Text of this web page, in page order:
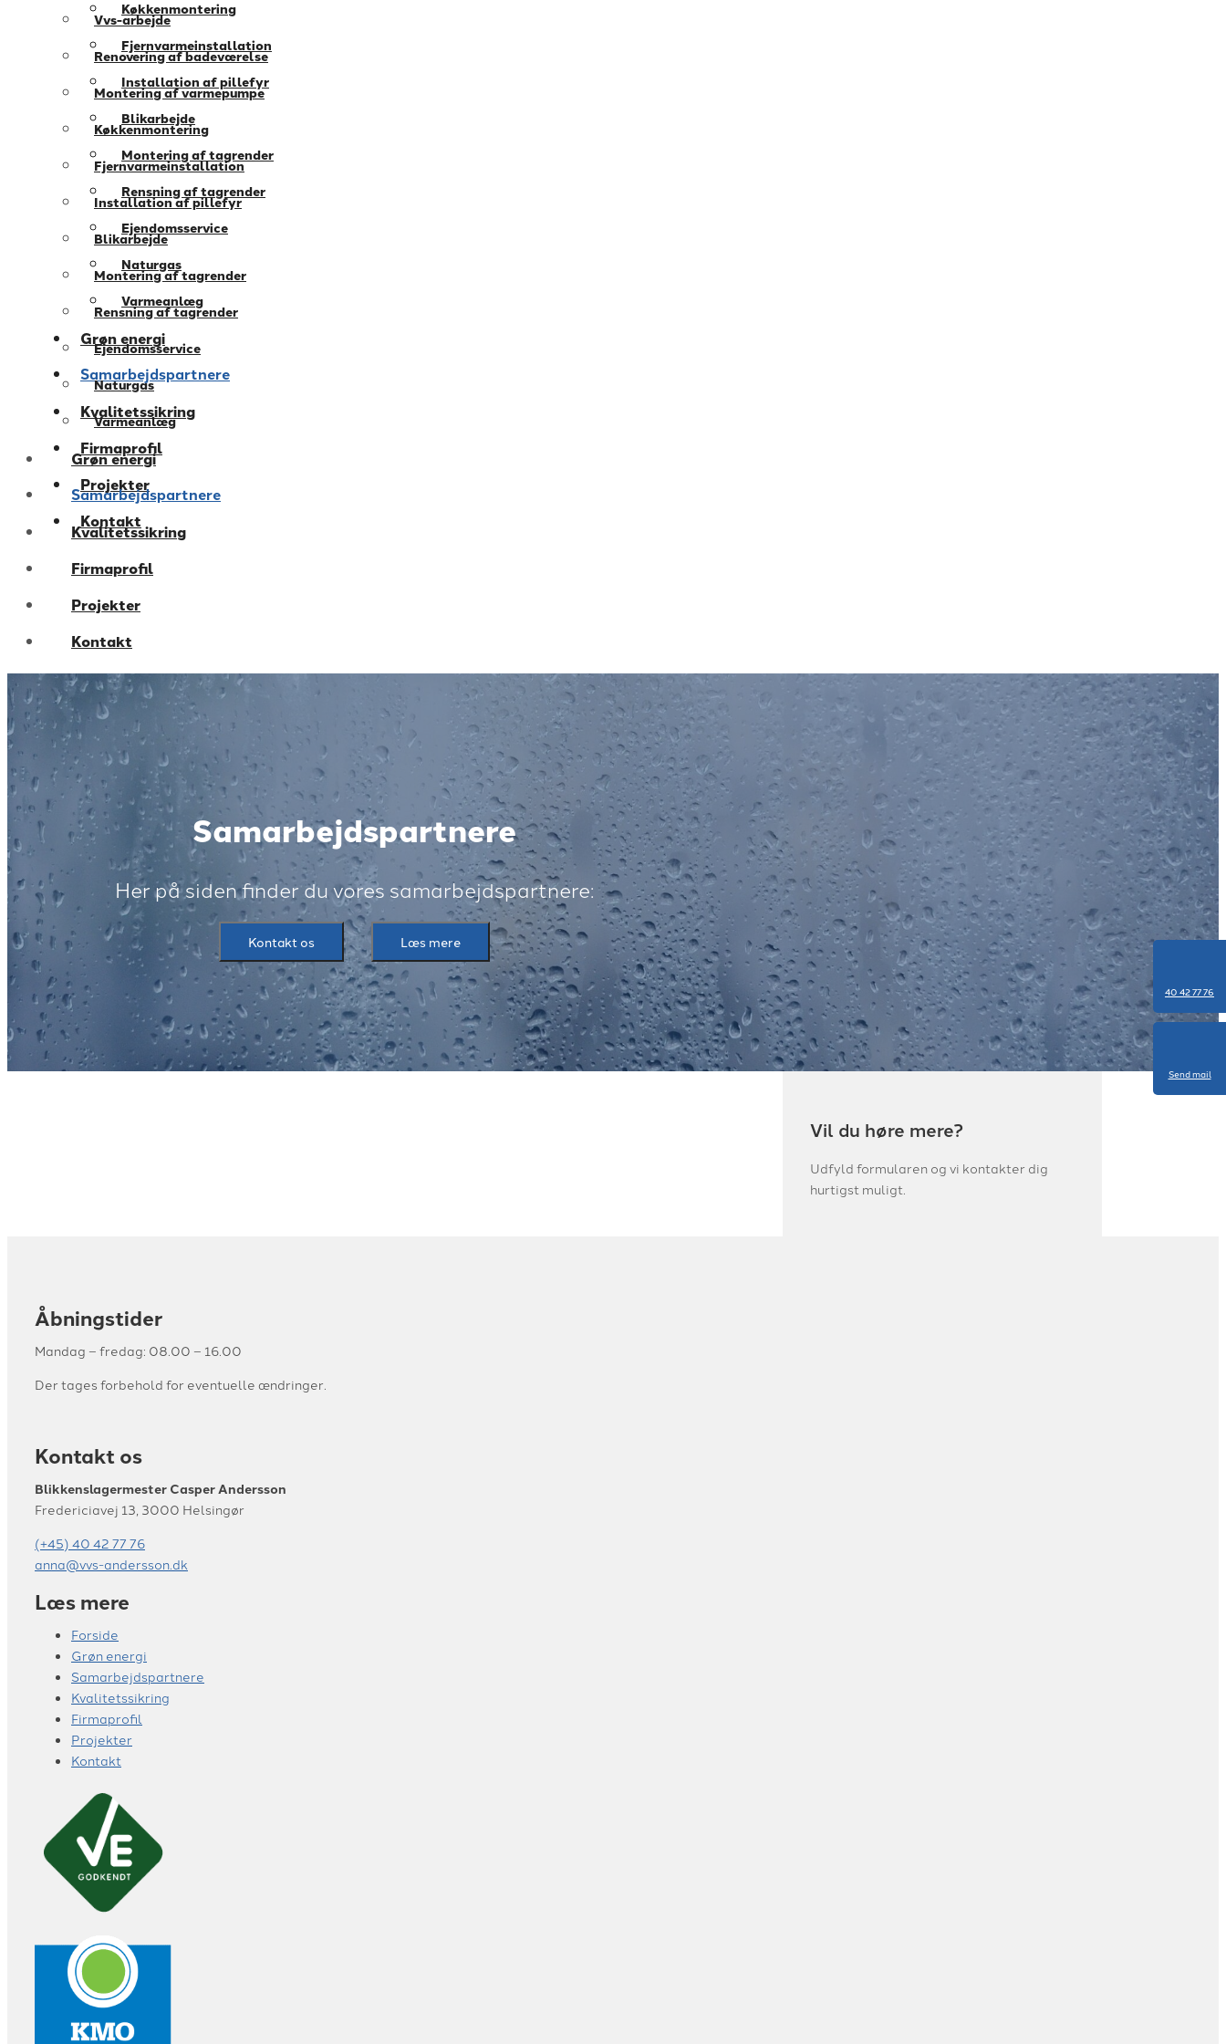
Køkkenmontering
Fjernvarmeinstallation
Installation af pillefyr
Blikarbejde
Montering af tagrender
Rensning af tagrender
Ejendomsservice
Naturgas
Varmeanlæg
Grøn energi
Samarbejdspartnere
Kvalitetssikring
Firmaprofil
Projekter
Kontakt
Vvs-arbejde
Renovering af badeværelse
Montering af varmepumpe
Køkkenmontering
Fjernvarmeinstallation
Installation af pillefyr
Blikarbejde
Montering af tagrender
Rensning af tagrender
Ejendomsservice
Naturgas
Varmeanlæg
Grøn energi
Samarbejdspartnere
Kvalitetssikring
Firmaprofil
Projekter
Kontakt
Samarbejdspartnere
Her på siden finder du vores samarbejdspartnere:
Kontakt os Læs mere
Vil du høre mere?
Udfyld formularen og vi kontakter dig
hurtigst muligt.
Åbningstider
Mandag – fredag: 08.00 – 16.00
​Der​ tages forbehold for eventuelle ændringer.
Kontakt os
Blikkenslagermester Casper Andersson
Fredericiavej 13, 3000 Helsingør
(+45) 40 42 77 76
anna@vvs-andersson.dk
Læs mere
Forside
Grøn energi
Samarbejdspartnere
Kvalitetssikring
Firmaprofil
Projekter
Kontakt
40 42 77 76
Send mail